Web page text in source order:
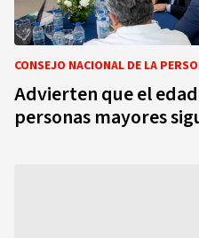
CONSEJO NACIONAL DE LA
Advierten que el
personas mayores